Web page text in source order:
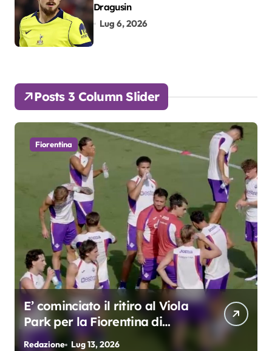
Dragusin
Lug 6, 2026
Posts 3 Column Slider
Fiorentina
E’ cominciato il ritiro al Viola
Park per la Fiorentina di
Grosso
Redazione Lug 13, 2026